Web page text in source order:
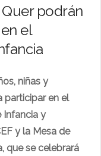
podrán
el
niñas y
participar en el
Infancia y
y la Mesa de
que se celebrará